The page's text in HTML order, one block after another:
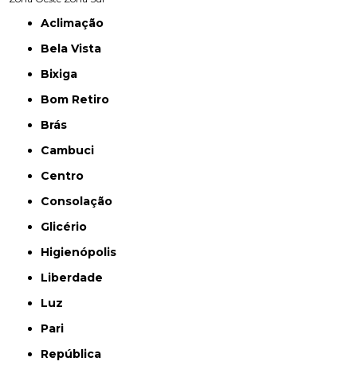
Aclimação
Bela Vista
Bixiga
Bom Retiro
Brás
Cambuci
Centro
Consolação
Glicério
Higienópolis
Liberdade
Luz
Pari
República